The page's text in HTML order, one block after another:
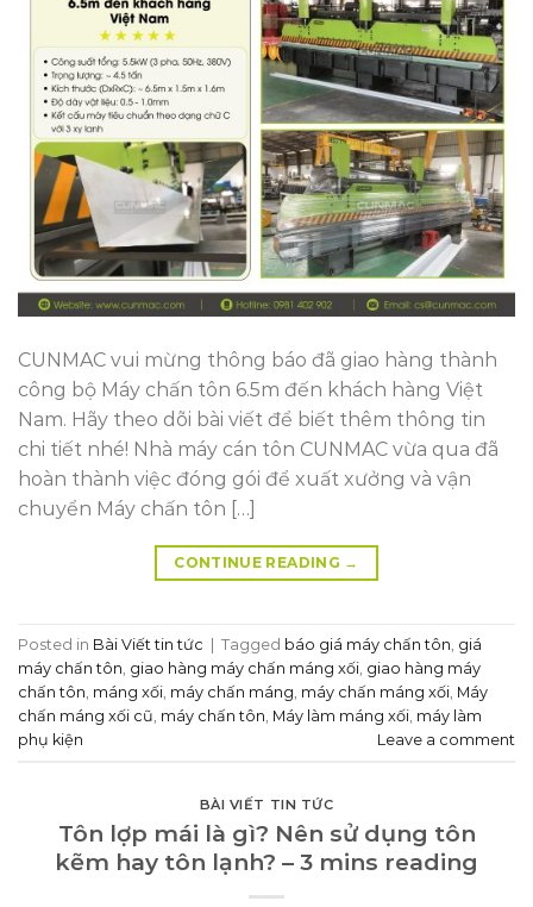
CUNMAC vui mừng thông báo đã giao hàng thành
công bộ Máy chấn tôn 6.5m đến khách hàng Việt
Nam. Hãy theo dõi bài viết để biết thêm thông tin
chi tiết nhé! Nhà máy cán tôn CUNMAC vừa qua đã
hoàn thành việc đóng gói để xuất xưởng và vận
chuyển Máy chấn tôn […]
CONTINUE READING →
Posted in Bài Viết tin tức | Tagged báo giá máy chấn tôn giá
máy chấn tôn giao hàng máy chấn máng xối giao hàng máy
chấn tôn máng xối máy chấn máng máy chấn máng xối Máy
chấn máng xối cũ máy chấn tôn Máy làm máng xối máy làm
phụ kiện
Leave a comment
BÀI VIẾT TIN TỨC
Tôn lợp mái là gì? Nên sử dụng tôn
kẽm hay tôn lạnh? – 3 mins reading